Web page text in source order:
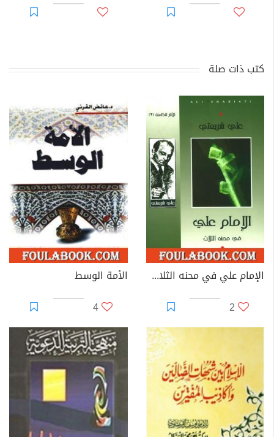
كتب ذات صلة
الإمام علي في محنه الثلاث - الآثار الكاملة
2
الأمة الوسط
4